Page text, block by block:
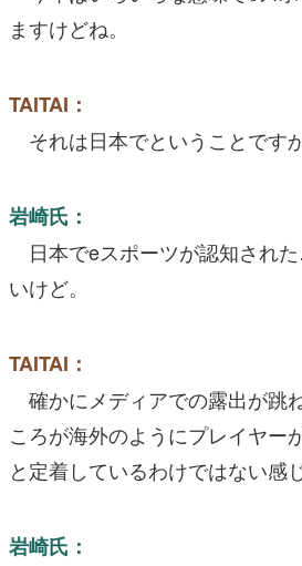
ますけどね。
TAITAI：
それは日本でということです
岩崎氏：
日本でeスポーツが認知され
いけど。
TAITAI：
確かにメディアでの露出が跳
ころが海外のようにプレイヤー
と定着しているわけではない感
岩崎氏：